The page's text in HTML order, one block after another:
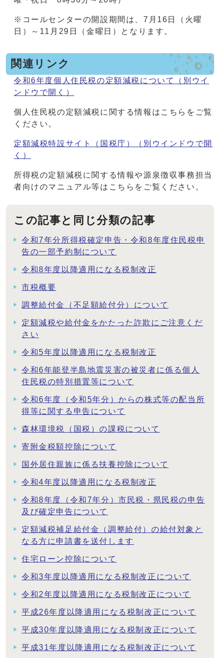
※コールセンターの開設期間は、7月16日（火曜
日）～11月29日（金曜日）となります。
関連リンク
令和6年度個人住民税の定額減税について
（別ウイ
ンドウで開く）
個人住民税の定額減税に関する情報はこちらをご覧
ください。
定額減税特設サイト（国税庁）
（別ウインドウで開
く）
所得税の定額減税に関する情報や源泉徴収事務担当
者向けのマニュアル等はこちらをご覧ください。
この記事と同じ分類の記事
令和7年分所得税確定申告・令和8年度住民税申
告の一部予約制について
令和8年度以降適用になる税制改正
市税概要
調整給付金（不足額給付分）について
定額減税や給付金をかたった詐欺にご注意くだ
さい
令和5年度以降適用になる税制改正
令和6年能登半島地震災害の被災者に係る個人
住民税の特別措置等について
令和6年度（令和5年分）からの株式等の配当所
得等に関する申告について
森林環境税（国税）の課税について
寄附金税額控除について
国外居住親族に係る扶養控除について
令和4年度以降適用になる税制改正
令和8年度（令和7年分）市民税・県民税の申告
及び確定申告について
定額減税補足給付金（調整給付）の給付対象と
なる方に申請書を送付します
住宅ローン控除について
令和3年度以降適用になる税制改正について
令和2年度以降適用になる税制改正について
平成26年度以降適用になる税制改正について
平成30年度以降適用になる税制改正について
平成31年度以降適用になる税制改正について